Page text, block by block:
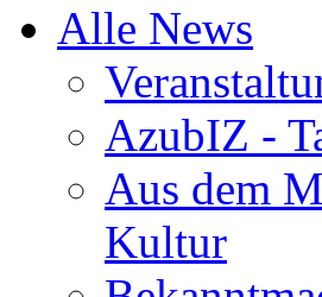
Alle News
AzubIZ -
Aus dem
Kultur